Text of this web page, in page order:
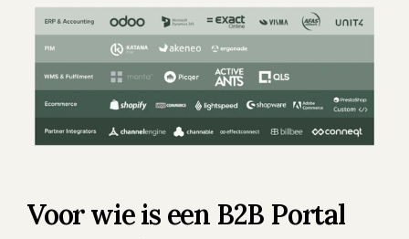
Voor wie is een B2B Portal